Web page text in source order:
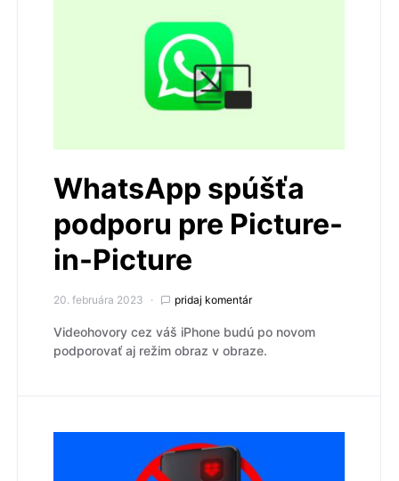
WhatsApp spúšťa
podporu pre Picture-
in-Picture
20. februára 2023 pridaj komentár
Videohovory cez váš iPhone budú po novom
podporovať aj režim obraz v obraze.